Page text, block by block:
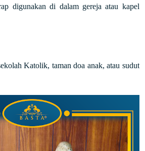
digunakan di dalam gereja atau kapel
Katolik, taman doa anak, atau sudut